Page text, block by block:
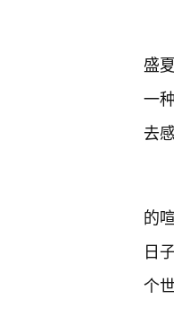
盛
一
去
的
日
个